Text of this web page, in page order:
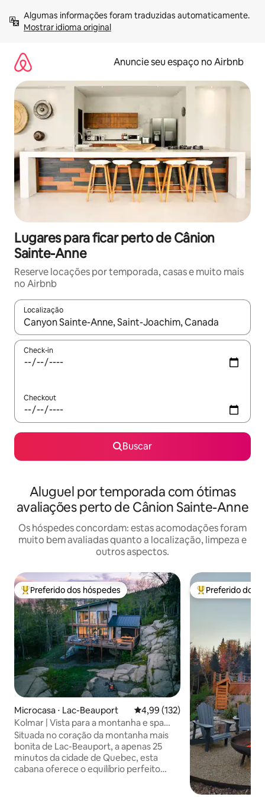
para
Mostrar idioma original
Anuncie seu espaço no Airbnb
Lugares para ficar perto de Cânion
Sainte-Anne
Reserve locações por temporada, casas e muito mais
no Airbnb
Localização
Quando os resultados estiverem disponíveis, explore-os
Check-in
Checkout
Buscar
Aluguel por temporada com ótimas
avaliações perto de Cânion Sainte-Anne
Os hóspedes concordam: estas acomodações foram
muito bem avaliadas quanto a localização, limpeza e
outros aspectos.
Entre os melhores preferidos dos hóspedes
Preferido dos hóspedes
Microcasa ⋅ Lac-Beauport 4,99 de uma avaliação média de
4,99 (132)
Kolmar | Vista para a montanha e spa
perto da cidade de Quebec
Situada no coração da montanha mais
bonita de Lac-Beauport, a apenas 25
minutos da cidade de Quebec, esta
cabana oferece o equilíbrio perfeito
Entre os
Preferido dos